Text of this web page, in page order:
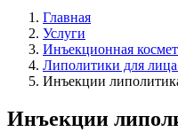
Главная
Услуги
Инъекционная
Липолитики для лица
Инъекции
Инъекции